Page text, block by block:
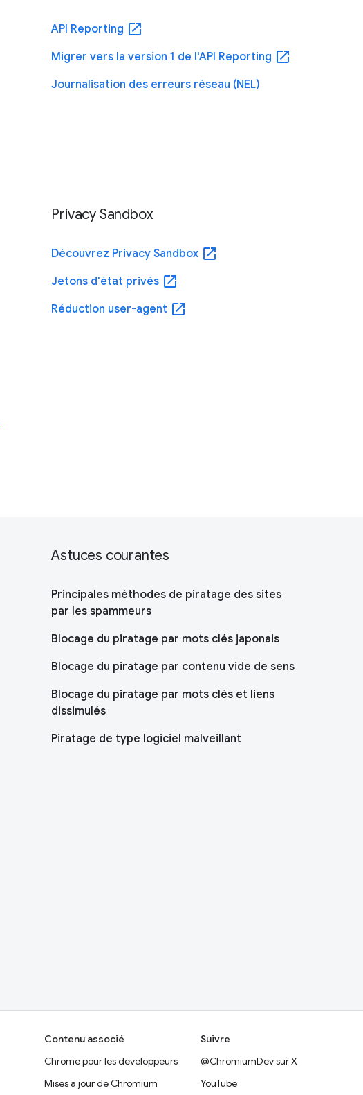
API Reporting open_in_new
Migrer vers la version 1 de l'API Reporting open_in_new
Journalisation des erreurs réseau (NEL)
Privacy Sandbox
Découvrez Privacy Sandbox open_in_new
Jetons d'état privés open_in_new
Réduction user-agent open_in_new
Astuces courantes
Principales méthodes de piratage des sites
par les spammeurs
Blocage du piratage par mots clés japonais
Blocage du piratage par contenu vide de sens
Blocage du piratage par mots clés et liens
dissimulés
Piratage de type logiciel malveillant
Contenu associé
Chrome pour les développeurs
Mises à jour de Chromium
Suivre
@ChromiumDev sur X
YouTube